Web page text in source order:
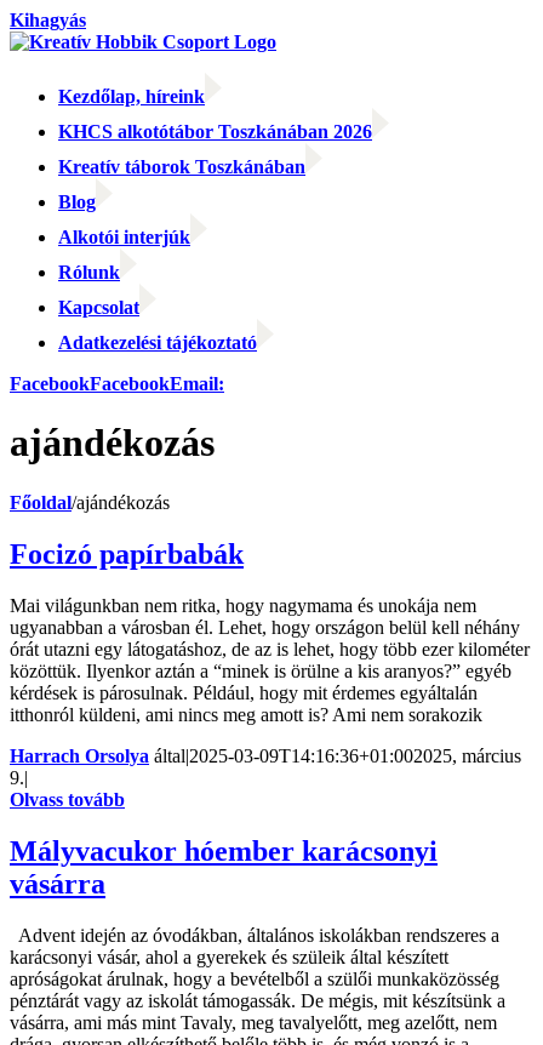
Kihagyás
Kezdőlap, híreink
KHCS alkotótábor Toszkánában 2026
Kreatív táborok Toszkánában
Blog
Alkotói interjúk
Rólunk
Kapcsolat
Adatkezelési tájékoztató
FacebookFacebookEmail:
ajándékozás
Főoldal/ajándékozás
Focizó papírbabák
Mai világunkban nem ritka, hogy nagymama és unokája nem
ugyanabban a városban él. Lehet, hogy országon belül kell néhány
órát utazni egy látogatáshoz, de az is lehet, hogy több ezer kilométer
közöttük. Ilyenkor aztán a “minek is örülne a kis aranyos?” egyéb
kérdések is párosulnak. Például, hogy mit érdemes egyáltalán
itthonról küldeni, ami nincs meg amott is? Ami nem sorakozik
Harrach Orsolya által|2025-03-09T14:16:36+01:002025, március
9.|
Olvass tovább
Mályvacukor hóember karácsonyi
vásárra
Advent idején az óvodákban, általános iskolákban rendszeres a
karácsonyi vásár, ahol a gyerekek és szüleik által készített
apróságokat árulnak, hogy a bevételből a szülői munkaközösség
pénztárát vagy az iskolát támogassák. De mégis, mit készítsünk a
vásárra, ami más mint Tavaly, meg tavalyelőtt, meg azelőtt, nem